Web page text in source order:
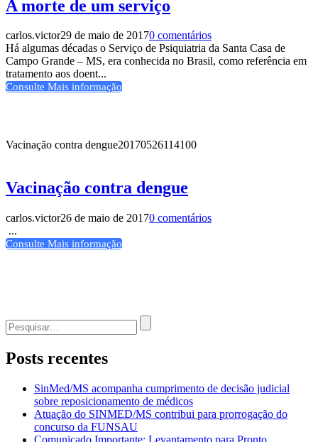
A morte de um serviço
carlos.victor29 de maio de 20170 comentários
Há algumas décadas o Serviço de Psiquiatria da Santa Casa de
Campo Grande – MS, era conhecida no Brasil, como referência em
tratamento aos doent...
Consulte Mais informação
Vacinação contra dengue20170526114100
Vacinação contra dengue
carlos.victor26 de maio de 20170 comentários
...
Consulte Mais informação
Procurar
por:
Posts recentes
SinMed/MS acompanha cumprimento de decisão judicial
sobre reposicionamento de médicos
Atuação do SINMED/MS contribui para prorrogação do
concurso da FUNSAU
Comunicado Importante: Levantamento para Pronto